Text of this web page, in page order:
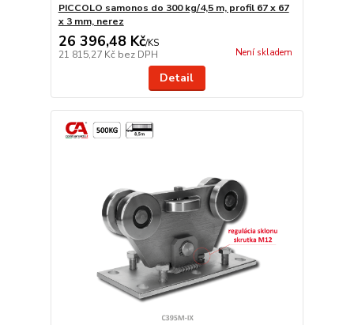
PICCOLO samonos do 300 kg/4,5 m, profil 67 x 67
x 3 mm, nerez
26 396,48 Kč/KS
21 815,27 Kč bez DPH Není skladem
Detail